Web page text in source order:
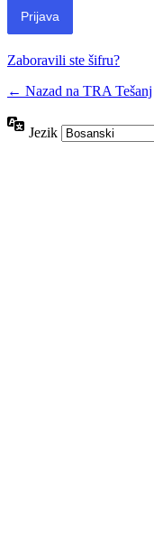
Zaboravili ste šifru?
← Nazad na TRA Tešanj
Jezik